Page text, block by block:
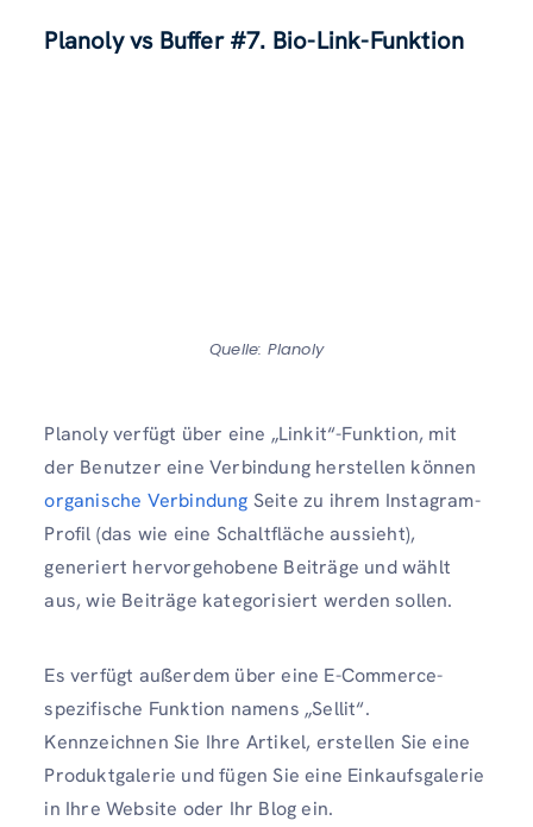
Planoly vs Buffer#7. Bio-Link-Funktion
Quelle: Planoly
Planoly verfügt über eine „Linkit“-Funktion, mit
der Benutzer eine Verbindung herstellen können
organische Verbindung Seite zu ihrem Instagram-
Profil (das wie eine Schaltfläche aussieht),
generiert hervorgehobene Beiträge und wählt
aus, wie Beiträge kategorisiert werden sollen.
Es verfügt außerdem über eine E-Commerce-
spezifische Funktion namens „Sellit“.
Kennzeichnen Sie Ihre Artikel, erstellen Sie eine
Produktgalerie und fügen Sie eine Einkaufsgalerie
in Ihre Website oder Ihr Blog ein.